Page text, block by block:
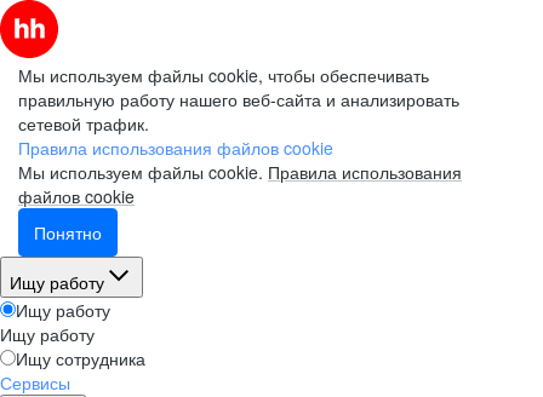
Мы используем файлы cookie, чтобы обеспечивать
правильную работу нашего веб-сайта и анализировать
сетевой трафик.
Правила использования файлов cookie
Мы используем файлы cookie. Правила использования
файлов cookie
Понятно
Ищу работу
Ищу работу
Ищу работу
Ищу сотрудника
Сервисы